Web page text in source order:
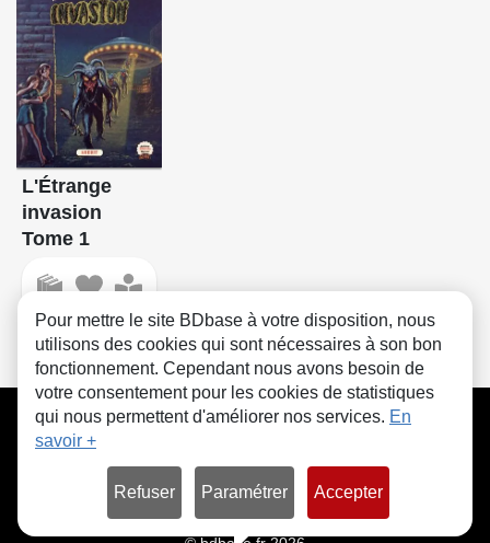
L'Étrange
invasion
Tome 1
CGU FAQ Contact Cookies
Pour mettre le site BDbase à votre disposition, nous
utilisons des cookies qui sont nécessaires à son bon
fonctionnement. Cependant nous avons besoin de
votre consentement pour les cookies de statistiques
qui nous permettent d'améliorer nos services. En
savoir +
Refuser Paramétrer Accepter